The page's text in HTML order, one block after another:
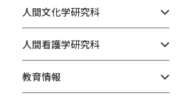
人間文化学研究科
人間看護学研究科
教育情報